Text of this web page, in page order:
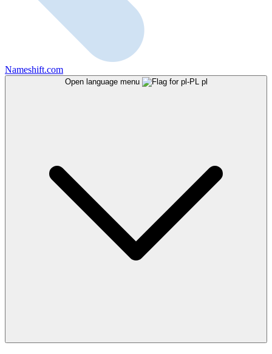
Nameshift.com
Open language menu pl